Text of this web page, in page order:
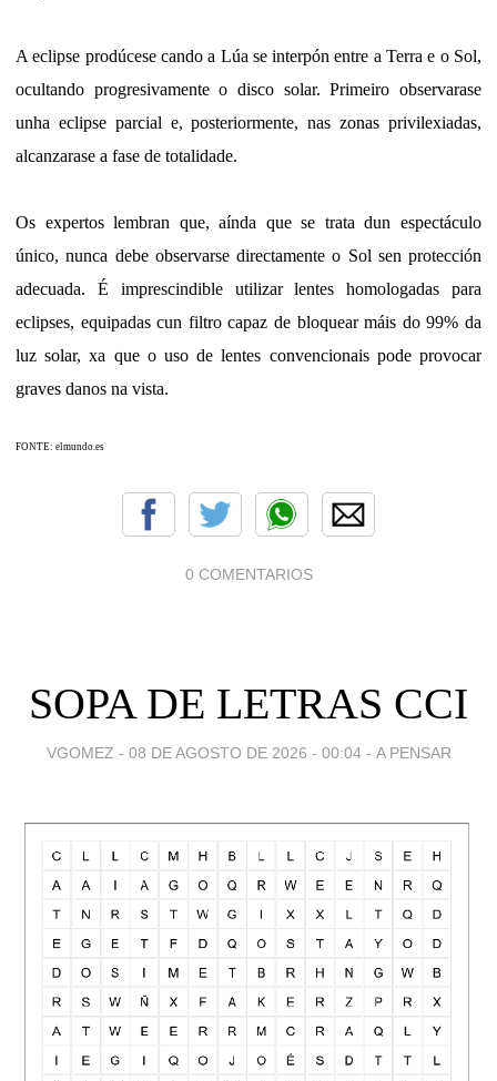
A eclipse prodúcese cando a Lúa se interpón entre a Terra e o Sol,
ocultando progresivamente o disco solar. Primeiro observarase
unha eclipse parcial e, posteriormente, nas zonas privilexiadas,
alcanzarase a fase de totalidade.
Os expertos lembran que, aínda que se trata dun espectáculo
único, nunca debe observarse directamente o Sol sen protección
adecuada. É imprescindible utilizar lentes homologadas para
eclipses, equipadas cun filtro capaz de bloquear máis do 99% da
luz solar, xa que o uso de lentes convencionais pode provocar
graves danos na vista.
FONTE: elmundo.es
0 COMENTARIOS
SOPA DE LETRAS CCI
VGOMEZ - 08 DE AGOSTO DE 2026 - 00:04 - A PENSAR